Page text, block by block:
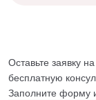
Оставьте заявку на
бесплатную
Заполните форму